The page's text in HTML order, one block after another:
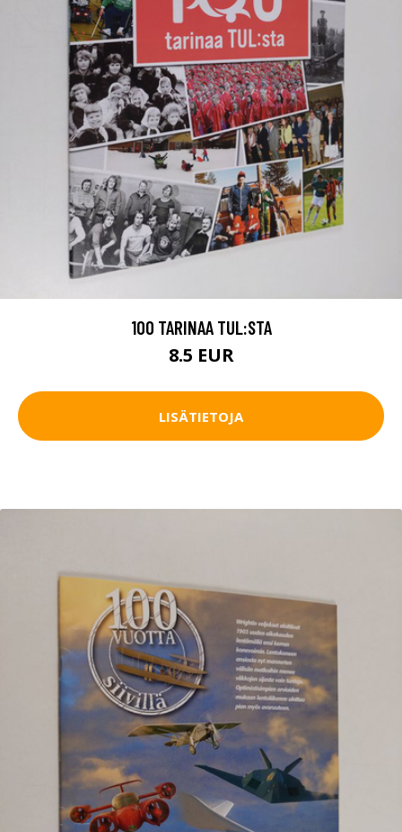
100 TARINAA TUL:STA
8.5 EUR
LISÄTIETOJA